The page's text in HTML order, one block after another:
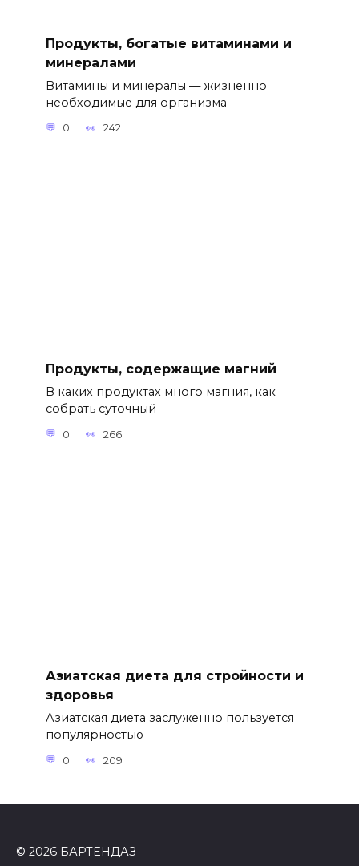
Продукты, богатые витаминами и
минералами
Витамины и минералы — жизненно
необходимые для организма
0 242
Продукты, содержащие магний
В каких продуктах много магния, как
собрать суточный
0 266
Азиатская диета для стройности и
здоровья
Азиатская диета заслуженно пользуется
популярностью
0 209
© 2026 БАРТЕНДАЗ